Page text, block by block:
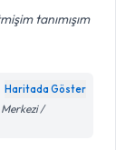
tanımışım
Haritada Göster
/